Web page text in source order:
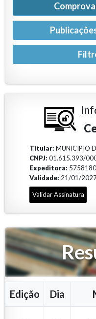
Titular:MUNICIPIO
CNPJ:01.615.393/
Expeditora:
Validade: 21/01/
Validar Assinatura
Edição Dia